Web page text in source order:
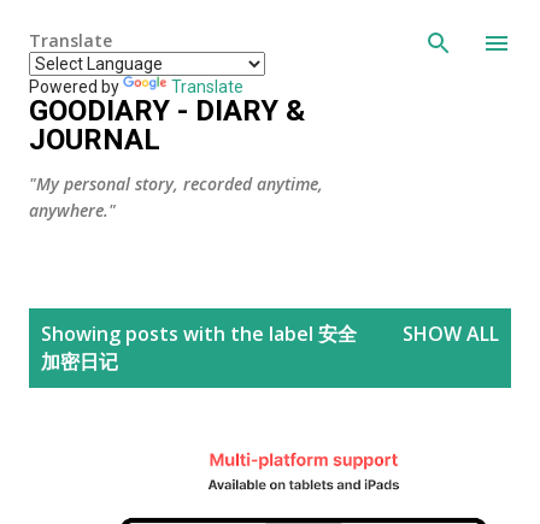
Translate
Powered by Translate
GOODIARY - DIARY &
JOURNAL
"My personal story, recorded anytime,
anywhere."
Showing posts with the label 安全
加密日记
SHOW ALL